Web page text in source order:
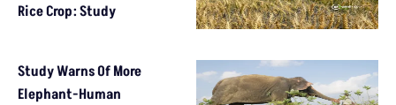
Rice Crop: Study
Study Warns Of More
Elephant-Human